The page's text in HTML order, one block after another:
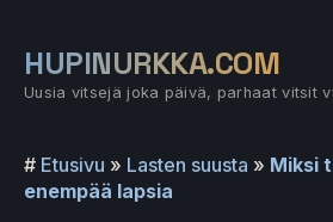
sisältöön
HUPINURKKA.COM
Uusia vitsejä joka päivä, parhaat vitsit
# Etusivu » Lasten suusta » Miksi
enempää lapsia